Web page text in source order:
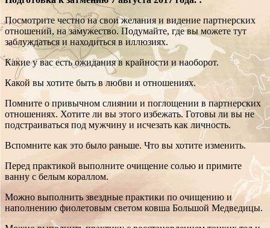
Посмотрите честно на свои желания и видение партнерских
отношений, на замужество. Подумайте, где вы можете тут
заблуждаться и находиться в иллюзиях.
Какие у вас есть ожидания в крайности и наоборот.
Какой вы хотите быть в любви и отношениях.
Помните о привычном слиянии и поглощении в партнерских
отношениях. Хотите ли вы этого избежать. Готовы ли вы не
подстраиваться под мужчину и исчезать как личность.
Вспомните как это было раньше. Что вы хотите изменить.
Перед практикой выполните очищение солью и примите
ванну с белым кораллом.
Можно выполнить звездные практики по очищению и
наполнению фиолетовым светом ковша Большой Медведицы.